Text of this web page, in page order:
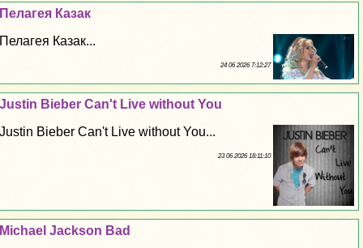
Пелагея Казак
Пелагея Казак...
24 06 2026 7:12:27
Justin Bieber Can't Live without You
Justin Bieber Can't Live without You...
23 06 2026 18:11:10
Michael Jackson Bad